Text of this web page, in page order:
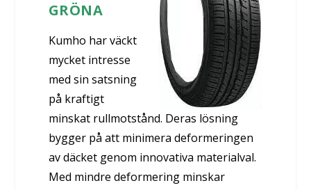
GRÖNA
Kumho har väckt
mycket intresse
med sin satsning
på kraftigt
minskat rullmotstånd. Deras lösning
bygger på att minimera deformeringen
av däcket genom innovativa materialval.
Med mindre deformering minskar